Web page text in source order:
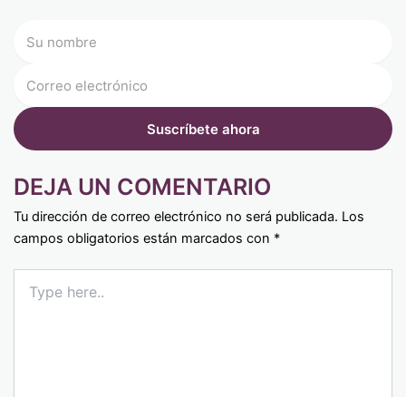
DEJA UN COMENTARIO
Tu dirección de correo electrónico no será publicada. Los
campos obligatorios están marcados con *
here..